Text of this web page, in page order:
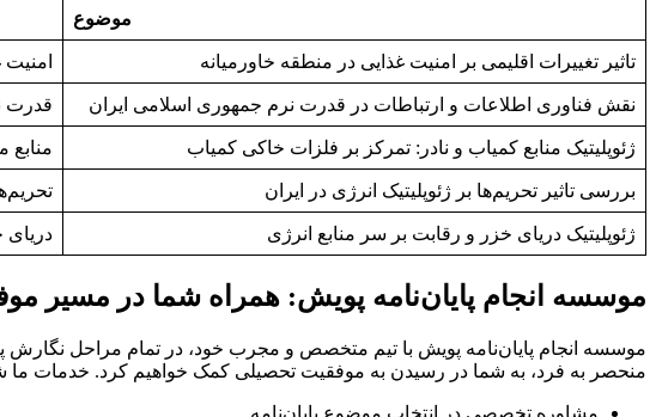
موضوع
تاثیر تغییرات اقلیمی بر امنیت غذایی در منطقه خاورمیانه امنیت
نقش فناوری اطلاعات و ارتباطات در قدرت نرم جمهوری اسلامی ایران قدرت
ژئوپلیتیک منابع کمیاب و نادر: تمرکز بر فلزات خاکی کمیاب منابع
بررسی تاثیر تحریم‌ها بر ژئوپلیتیک انرژی در ایران
ژئوپلیتیک دریای خزر و رقابت بر سر منابع انرژی دریای
موسسه انجام پایان‌نامه پویش: همراه شما در مسیر
موسسه انجام پایان‌نامه پویش با تیم متخصص و مجرب خود، در تمام مراحل نگارش
منحصر به فرد، به شما در رسیدن به موفقیت تحصیلی کمک خواهیم کرد. خدمات ما
مشاوره تخصصی در انتخاب موضوع پایان‌نامه